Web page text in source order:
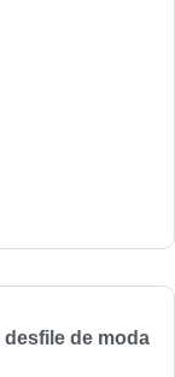
de moda